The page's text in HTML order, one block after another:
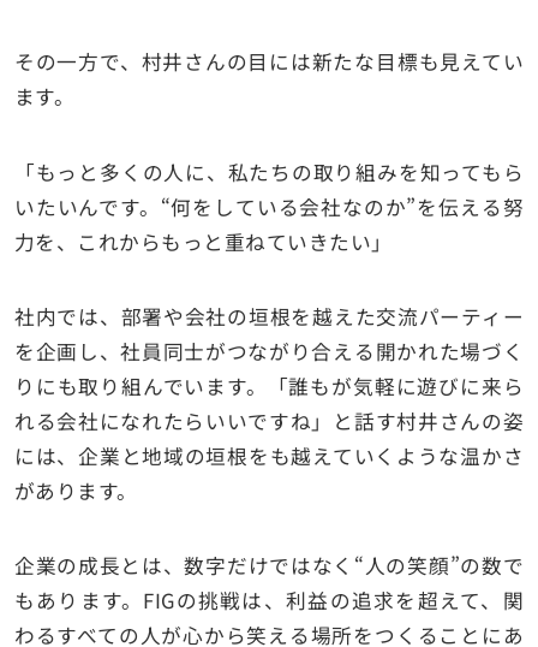
その一方で、村井さんの目には新たな目標も見えてい
ます。
「もっと多くの人に、私たちの取り組みを知ってもら
いたいんです。“何をしている会社なのか”を伝える努
力を、これからもっと重ねていきたい」
社内では、部署や会社の垣根を越えた交流パーティー
を企画し、社員同士がつながり合える開かれた場づく
りにも取り組んでいます。「誰もが気軽に遊びに来ら
れる会社になれたらいいですね」と話す村井さんの姿
には、企業と地域の垣根をも越えていくような温かさ
があります。
企業の成長とは、数字だけではなく“人の笑顔”の数で
もあります。FIGの挑戦は、利益の追求を超えて、関
わるすべての人が心から笑える場所をつくることにあ